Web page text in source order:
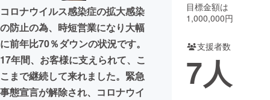
CAMPFIRE for Social Good
CAMPFIRE Creation
CAMPFIREふるさと納税
コミュニティ
コロナウイルス感染症の拡大感染
の防止の為、時短営業になり大幅
に前年比70％ダウンの状況です。
17年間、お客様に支えられて、こ
こまで継続して来れました。緊急
事態宣言が解除され、コロナウイ
目標金額は
1,000,000円
支援者数
7人